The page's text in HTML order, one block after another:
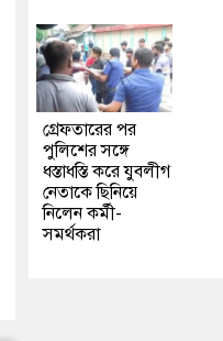
গ্রেফতারের পর
পুলিশের সঙ্গে
ধস্তাধস্তি করে যুবলীগ
নেতাকে ছিনিয়ে
নিলেন কর্মী-
সমর্থকরা